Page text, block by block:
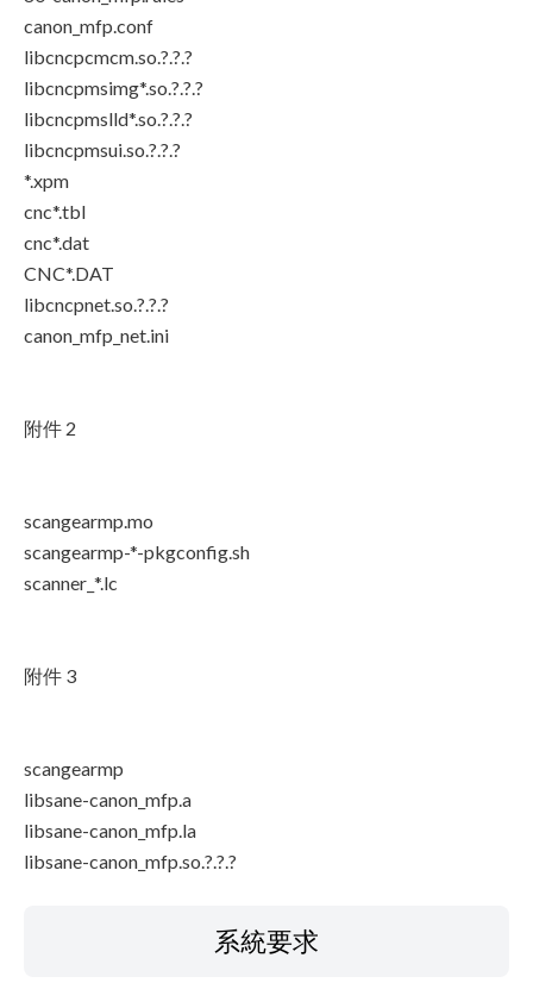
canon_mfp.conf
libcncpcmcm.so.?.?.?
libcncpmsimg*.so.?.?.?
libcncpmslld*.so.?.?.?
libcncpmsui.so.?.?.?
*.xpm
cnc*.tbl
cnc*.dat
CNC*.DAT
libcncpnet.so.?.?.?
canon_mfp_net.ini
附件 2
scangearmp.mo
scangearmp-*-pkgconfig.sh
scanner_*.lc
附件 3
scangearmp
libsane-canon_mfp.a
libsane-canon_mfp.la
libsane-canon_mfp.so.?.?.?
系統要求